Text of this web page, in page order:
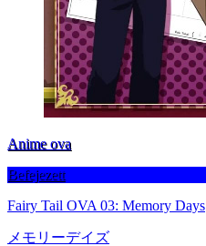
Anime ova
Befejezett
Fairy Tail OVA 03: Memory Days
メモリーデイズ